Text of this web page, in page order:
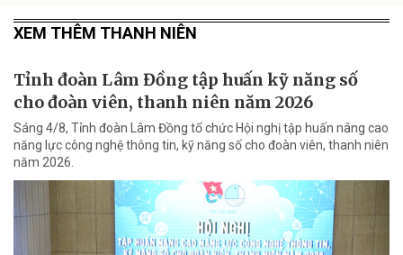
XEM THÊM THANH NIÊN
Tỉnh đoàn Lâm Đồng tập huấn kỹ năng số
cho đoàn viên, thanh niên năm 2026
Sáng 4/8, Tỉnh đoàn Lâm Đồng tổ chức Hội nghị tập huấn nâng cao
năng lực công nghệ thông tin, kỹ năng số cho đoàn viên, thanh niên
năm 2026.